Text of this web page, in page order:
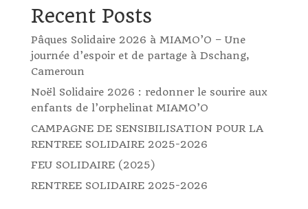
Recent Posts
Pâques Solidaire 2026 à MIAMO’O – Une
journée d’espoir et de partage à Dschang,
Cameroun
Noël Solidaire 2026 : redonner le sourire aux
enfants de l’orphelinat MIAMO’O
CAMPAGNE DE SENSIBILISATION POUR LA
RENTREE SOLIDAIRE 2025-2026
FEU SOLIDAIRE (2025)
RENTREE SOLIDAIRE 2025-2026